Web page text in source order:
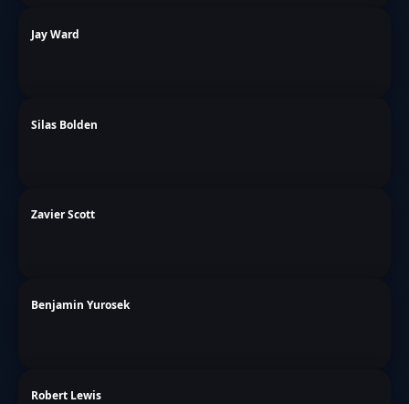
Jay Ward
Silas Bolden
Zavier Scott
Benjamin Yurosek
Robert Lewis